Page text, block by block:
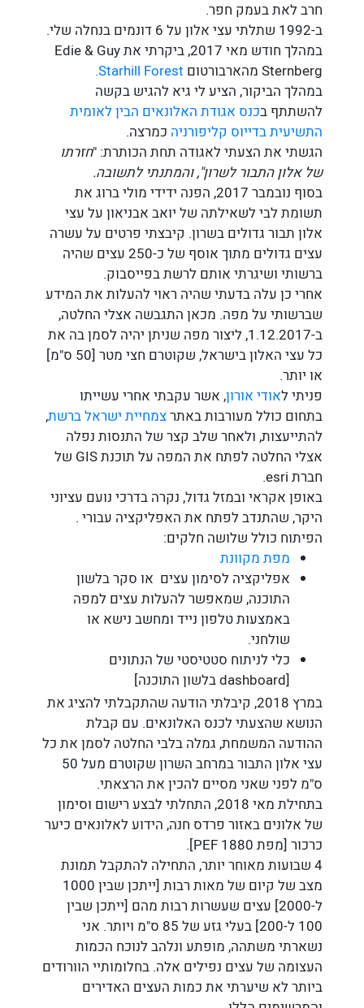
חרב לאת בעמק חפר.
ב-1992 שתלתי עצי אלון על 6 דונמים בנחלה שלי.
במהלך חודש מאי 2017, ביקרתי את Edie & Guy
Sternberg מהארבורטום
Starhill Forest.
במהלך הביקור, הציע לי גיא להגיש בקשה
להשתתף בכנס אגודת האלונאים הבין לאומית
התשיעית בדייוס קליפורניה כמרצה.
הגשתי את הצעתי לאגודה תחת הכותרת: "חזרתו
של אלון התבור לשרון", והמתנתי לתשובה.
בסוף נובמבר 2017, הפנה ידידי מולי ברוג את
תשומת לבי לשאילתה של יואב אבניאון על עצי
אלון תבור גדולים בשרון. קיבצתי פרטים על עשרה
עצים גדולים מתוך אוסף של כ-250 עצים שהיה
ברשותי ושיגרתי אותם לרשת בפייסבוק.
אחרי כן עלה בדעתי שהיה ראוי להעלות את המידע
שברשותי על מפה. מכאן התגבשה אצלי החלטה,
ב-1.12.2017, ליצור מפה שניתן יהיה לסמן בה את
כל עצי האלון בישראל, שקוטרם חצי מטר [50 ס"מ]
או יותר.
פניתי לאודי אורון, אשר עקבתי אחרי עשייתו
בתחום כולל מעורבות באתרצמחיית ישראל ברשת,
להתייעצות, ולאחר שלב קצר של התנסות נפלה
אצלי החלטה לפתח את המפה על תוכנת GIS של
חברת esri.
באופן אקראי ובמזל גדול, נקרה בדרכי נועם עציוני
היקר, שהתנדב לפתח את האפליקציה עבורי .
הפיתוח כולל שלושה חלקים:
מפת מקוונת
אפליקציה לסימון עצים או סקר בלשון
התוכנה, שמאפשר להעלות עצים למפה
באמצעות טלפון נייד ומחשב נישא או
שולחני.
כלי לניתוח סטטיסטי של הנתונים
[dashboard בלשון התוכנה]
במרץ 2018, קיבלתי הודעה שהתקבלתי להציג את
הנושא שהצעתי לכנס האלונאים. עם קבלת
ההודעה המשמחת, גמלה בלבי החלטה לסמן את כל
עצי אלון התבור במרחב השרון שקוטרם מעל 50
ס"מ לפני שאני מסיים להכין את הרצאתי.
בתחילת מאי 2018, התחלתי לבצע רישום וסימון
של אלונים באזור פרדס חנה, הידוע לאלונאים כיער
כרכור [מפת PEF 1880].
4 שבועות מאוחר יותר, התחילה להתקבל תמונת
מצב של קיום של מאות רבות [ייתכן שבין 1000
ל-2000] עצים שעשרות רבות מהם [ייתכן שבין
100 ל-200] בעלי גזע של 85 ס"מ ויותר. אני
נשארתי משתהה, מופתע ונלהב לנוכח הכמות
העצומה של עצים נפילים אלה. בחלומותיי הוורודים
ביותר לא שיערתי את כמות העצים האדירים